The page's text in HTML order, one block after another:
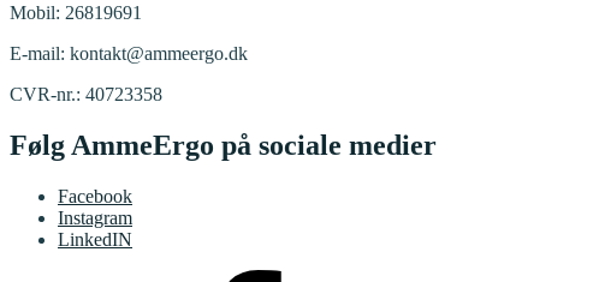
Mobil: 26819691
E-mail: kontakt@ammeergo.dk
CVR-nr.: 40723358
Følg AmmeErgo på sociale medier
Facebook
Instagram
LinkedIN